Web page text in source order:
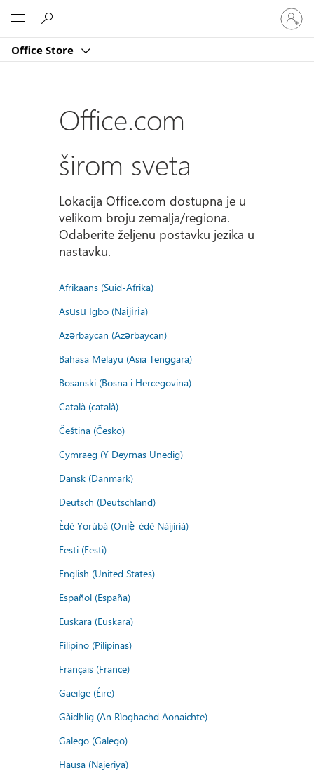
Office Store
Prijavite
se
na
Office.com
širom sveta
Lokacija Office.com dostupna je u
velikom broju zemalja/regiona.
Odaberite željenu postavku jezika u
nastavku.
Afrikaans (Suid-Afrika)
Asụsụ Igbo (Naịjịrịa)
Azərbaycan (Azərbaycan)
Bahasa Melayu (Asia Tenggara)
Bosanski (Bosna i Hercegovina)
Català (català)
Čeština (Česko)
Cymraeg (Y Deyrnas Unedig)
Dansk (Danmark)
Deutsch (Deutschland)
Èdè Yorùbá (Orilẹ̀-èdè Nàìjíríà)
Eesti (Eesti)
English (United States)
Español (España)
Euskara (Euskara)
Filipino (Pilipinas)
Français (France)
Gaeilge (Éire)
Gàidhlig (An Rìoghachd Aonaichte)
Galego (Galego)
Hausa (Najeriya)